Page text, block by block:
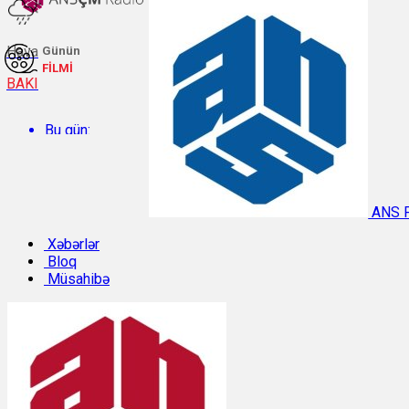
Hava
BAKI
Bu gün:
Temperatur: 29.9°C. Rütubət: 48%.
Sabah:
Günün
FİLMİ
ANS
Xəbərlər
Bloq
Müsahibə